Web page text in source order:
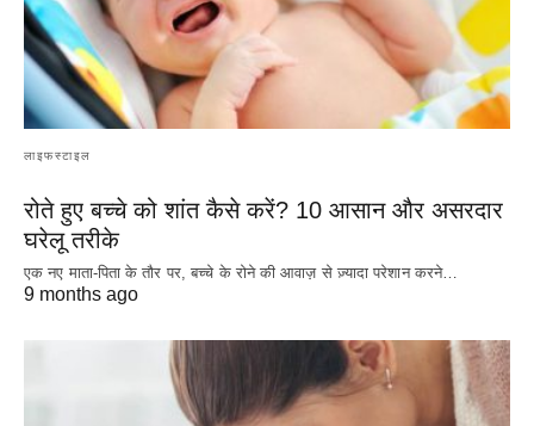
लाइफस्टाइल
रोते हुए बच्चे को शांत कैसे करें? 10 आसान और असरदार
घरेलू तरीके
एक नए माता-पिता के तौर पर, बच्चे के रोने की आवाज़ से ज़्यादा परेशान करने…
9 months ago